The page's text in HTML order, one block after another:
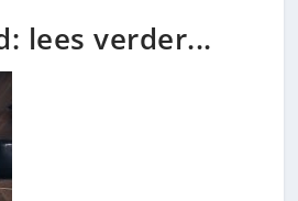
lees verder...